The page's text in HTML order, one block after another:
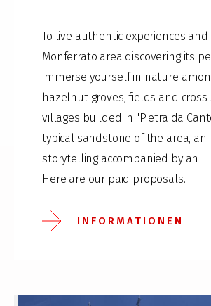
To live authentic experiences
Monferrato area discovering its
immerse yourself in nature
hazelnut groves, fields and
villages builded in "Pietra da
typical sandstone of the area, an
storytelling accompanied by an
Here are our paid proposals.
INFORMATIONEN